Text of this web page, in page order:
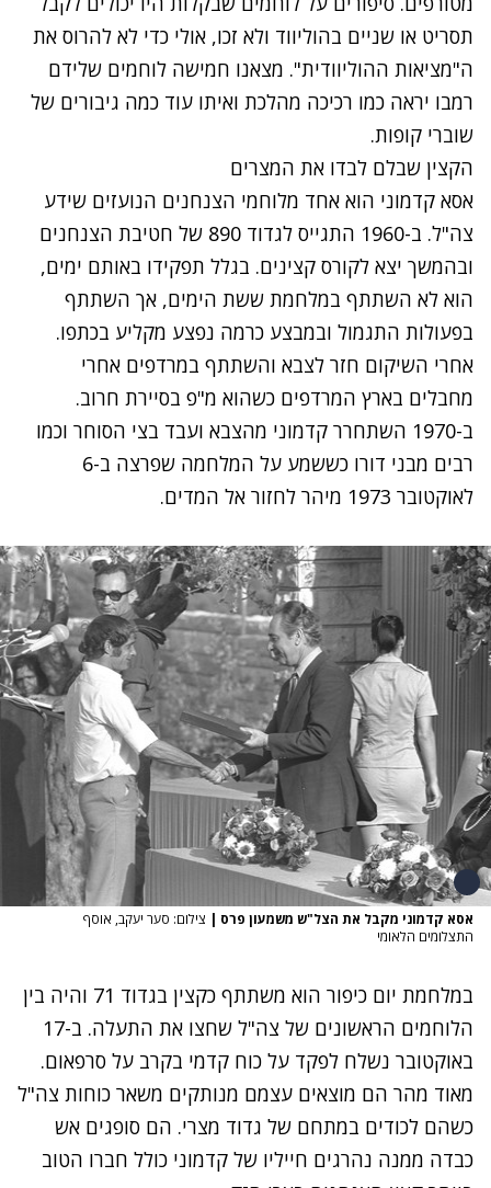
תסריט או שניים בהוליווד ולא זכו, אולי כדי לא להרוס את
ה"מציאות ההוליוודית". מצאנו חמישה לוחמים שלידם
רמבו יראה כמו רכיכה מהלכת ואיתו עוד כמה גיבורים של
שוברי קופות.
הקצין שבלם לבדו את המצרים
אסא קדמוני הוא אחד מלוחמי הצנחנים הנועזים שידע
צה"ל. ב-1960 התגייס לגדוד 890 של
חטיבת הצנחנים
ובהמשך יצא לקורס קצינים. בגלל תפקידו באותם ימים,
הוא לא השתתף במלחמת ששת הימים, אך השתתף
בפעולות התגמול ובמבצע כרמה נפצע מקליע בכתפו.
אחרי השיקום חזר לצבא והשתתף במרדפים אחרי
מחבלים בארץ המרדפים כשהוא מ"פ בסיירת חרוב.
ב-1970 השתחרר קדמוני מהצבא ועבד בצי הסוחר וכמו
רבים מבני דורו כששמע על המלחמה שפרצה ב-6
לאוקטובר 1973 מיהר לחזור אל המדים.
אסא קדמוני מקבל את הצל"ש משמעון פרס | צילום: סער יעקב, אוסף
התצלומים הלאומי
במלחמת יום כיפור הוא משתתף כקצין בגדוד 71 והיה בין
הלוחמים הראשונים של צה"ל שחצו את התעלה. ב-17
באוקטובר נשלח לפקד על כוח קדמי בקרב על סרפאום.
מאוד מהר הם מוצאים עצמם מנותקים משאר כוחות צה"ל
כשהם לכודים במתחם של גדוד מצרי. הם סופגים אש
כבדה ממנה נהרגים חייליו של קדמוני כולל חברו הטוב